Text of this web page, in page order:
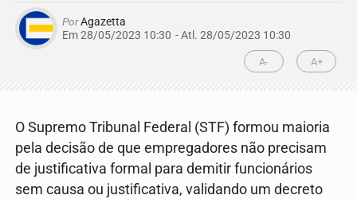
PorAgazetta
Em 28/05/2023 10:30 - Atl. 28/05/2023 10:30
A- A+
O Supremo Tribunal Federal (STF) formou maioria
pela decisão de que empregadores não precisam
de justificativa formal para demitir funcionários
sem causa ou justificativa, validando um decreto